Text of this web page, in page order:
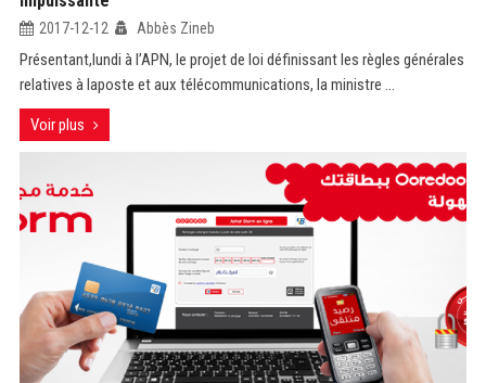
2017-12-12 Abbès Zineb
Présentant,lundi à l’APN, le projet de loi définissant les règles générales
relatives à laposte et aux télécommunications, la ministre ...
Voir plus